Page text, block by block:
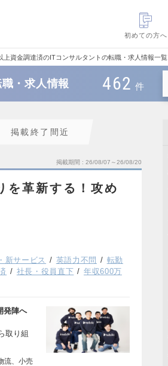
初めての方へ
上資金調達済のITコンサルタントの転職・求人情報一覧
・求人情報 462 件
掲載終了間近
掲載期間 26/08/07～26/08/20
を革新する！攻め
新サービス 英語力不問
転勤
社長・役員直下
年収600万
発陣へ
取り組
流、小売